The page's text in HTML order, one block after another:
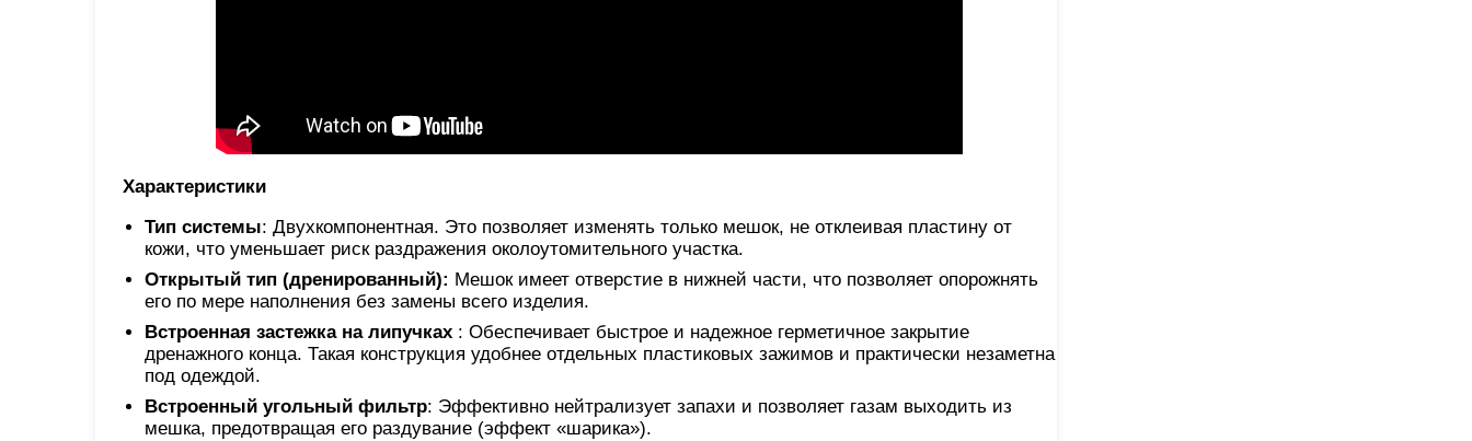
Характеристики
Тип системы: Двухкомпонентная. Это позволяет изменять только мешок, не отклеивая пластину от
кожи, что уменьшает риск раздражения околоутомительного участка.
Открытый тип (дренированный): Мешок имеет отверстие в нижней части, что позволяет опорожнять
его по мере наполнения без замены всего изделия.
Встроенная застежка на липучках : Обеспечивает быстрое и надежное герметичное закрытие
дренажного конца. Такая конструкция удобнее отдельных пластиковых зажимов и практически незаметна
под одеждой.
Встроенный угольный фильтр: Эффективно нейтрализует запахи и позволяет газам выходить из
мешка, предотвращая его раздувание (эффект «шарика»).